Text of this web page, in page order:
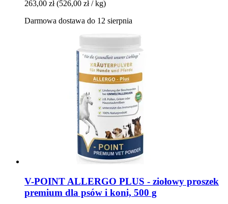
263,00 zł (526,00 zł / kg)
Darmowa dostawa do 12 sierpnia
V-POINT ALLERGO PLUS -​ ziołowy proszek
premium dla psów i koni, 500 g